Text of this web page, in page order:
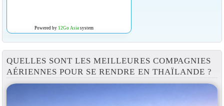
Powered by 12Go Asiasystem
QUELLES SONT LES MEILLEURES COMPAGNIES
AÉRIENNES POUR SE RENDRE EN THAÏLANDE ?